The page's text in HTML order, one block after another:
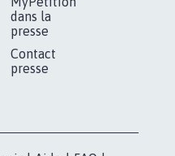
dans la
presse
Contact
presse